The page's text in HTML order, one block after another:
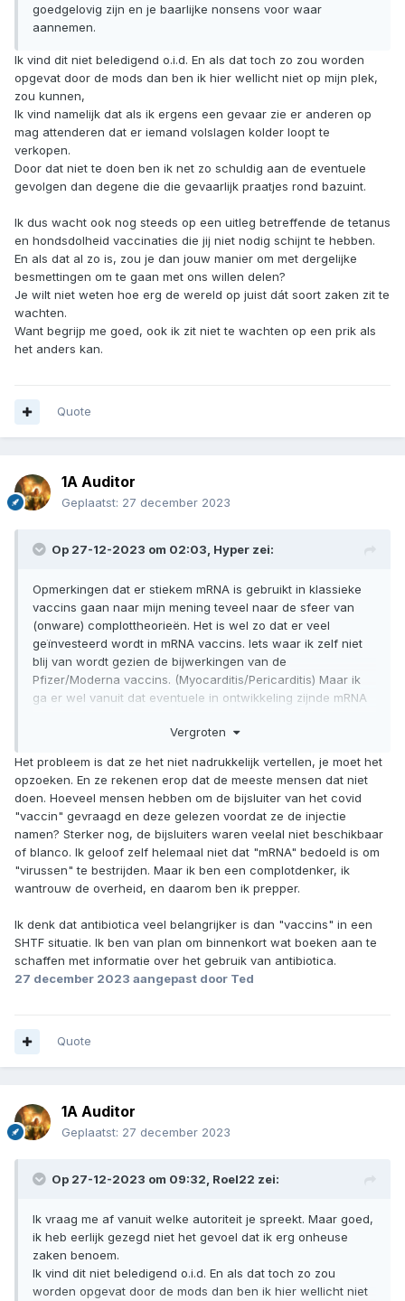
goedgelovig zijn en je baarlijke nonsens voor waar
aannemen.
Ik vind dit niet beledigend o.i.d. En als dat toch zo zou worden
opgevat door de mods dan ben ik hier wellicht niet op mijn plek,
zou kunnen,
Ik vind namelijk dat als ik ergens een gevaar zie er anderen op
mag attenderen dat er iemand volslagen kolder loopt te
verkopen.
Door dat niet te doen ben ik net zo schuldig aan de eventuele
gevolgen dan degene die die gevaarlijk praatjes rond bazuint.
Ik dus wacht ook nog steeds op een uitleg betreffende de tetanus
en hondsdolheid vaccinaties die jij niet nodig schijnt te hebben.
En als dat al zo is, zou je dan jouw manier om met dergelijke
besmettingen om te gaan met ons willen delen?
Je wilt niet weten hoe erg de wereld op juist dát soort zaken zit te
wachten.
Want begrijp me goed, ook ik zit niet te wachten op een prik als
het anders kan.
Quote
1A Auditor
Geplaatst: 27 december 2023
Op 27-12-2023 om 02:03, Hyper zei:
Opmerkingen dat er stiekem mRNA is gebruikt in klassieke
vaccins gaan naar mijn mening teveel naar de sfeer van
(onware) complottheorieën. Het is wel zo dat er veel
geïnvesteerd wordt in mRNA vaccins. Iets waar ik zelf niet
blij van wordt gezien de bijwerkingen van de
Pfizer/Moderna vaccins. (Myocarditis/Pericarditis) Maar ik
ga er wel vanuit dat eventuele in ontwikkeling zijnde mRNA
vrijwilligers en niet op nietsvermoedende cliënten die om
Vergroten
Het probleem is dat ze het niet nadrukkelijk vertellen, je moet het
opzoeken. En ze rekenen erop dat de meeste mensen dat niet
doen. Hoeveel mensen hebben om de bijsluiter van het covid
"vaccin" gevraagd en deze gelezen voordat ze de injectie
namen? Sterker nog, de bijsluiters waren veelal niet beschikbaar
of blanco. Ik geloof zelf helemaal niet dat "mRNA" bedoeld is om
"virussen" te bestrijden. Maar ik ben een complotdenker, ik
wantrouw de overheid, en daarom ben ik prepper.
Ik denk dat antibiotica veel belangrijker is dan "vaccins" in een
SHTF situatie. Ik ben van plan om binnenkort wat boeken aan te
schaffen met informatie over het gebruik van antibiotica.
27 december 2023 aangepast door Ted
Quote
1A Auditor
Geplaatst: 27 december 2023
Op 27-12-2023 om 09:32, Roel22 zei:
Ik vraag me af vanuit welke autoriteit je spreekt. Maar goed,
ik heb eerlijk gezegd niet het gevoel dat ik erg onheuse
zaken benoem.
Ik vind dit niet beledigend o.i.d. En als dat toch zo zou
worden opgevat door de mods dan ben ik hier wellicht niet